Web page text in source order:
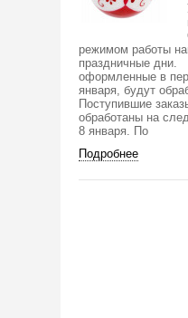
режимом работы
праздничные дни.
оформленные в
января, будут
Поступившие
обработаны на
8 января. По
Подробнее